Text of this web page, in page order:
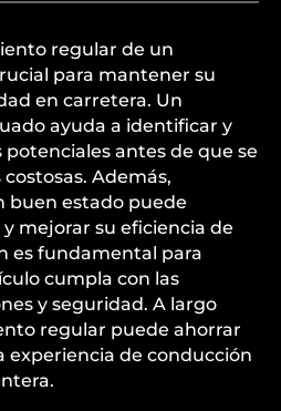
regular de un
para mantener su
en carretera. Un
ayuda a identificar y
antes de que se
Además,
buen estado puede
mejorar su eficiencia de
es fundamental para
cumpla con las
y seguridad. A largo
regular puede ahorrar
experiencia de conducción